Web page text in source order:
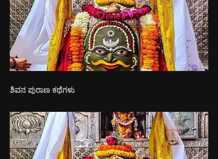
ಶಿವನ ಪುರಾಣ ಕಥೆಗಳು